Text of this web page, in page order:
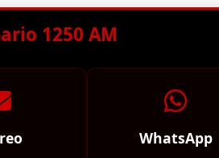
1250 AM
WhatsApp